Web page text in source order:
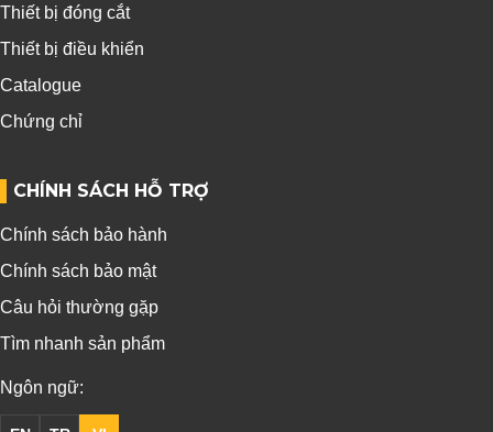
Thiết bị đóng cắt
Thiết bị điều khiển
Catalogue
Chứng chỉ
CHÍNH SÁCH HỖ TRỢ
Chính sách bảo hành
Chính sách bảo mật
Câu hỏi thường gặp
Tìm nhanh sản phẩm
Ngôn ngữ: